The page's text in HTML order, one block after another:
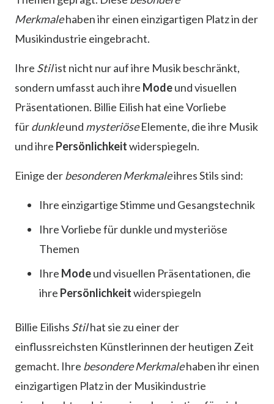
Merkmalehaben ihr einen einzigartigen Platz in der
Musikindustrie eingebracht.
Ihre Stilist nicht nur auf ihre Musik beschränkt,
sondern umfasst auch ihre Modeund visuellen
Präsentationen. Billie Eilish hat eine Vorliebe
fürdunkleund mysteriöse Elemente, die ihre Musik
und ihre Persönlichkeitwiderspiegeln.
Einige derbesonderen Merkmaleihres Stils sind:
Ihre einzigartige Stimme und Gesangstechnik
Ihre Vorliebe für dunkle und mysteriöse
Themen
Ihre Modeund visuellen Präsentationen, die
ihre Persönlichkeitwiderspiegeln
Billie Eilishs Stilhat sie zu einer der
einflussreichsten Künstlerinnen der heutigen Zeit
gemacht. Ihre besondere Merkmalehaben ihr einen
einzigartigen Platz in der Musikindustrie